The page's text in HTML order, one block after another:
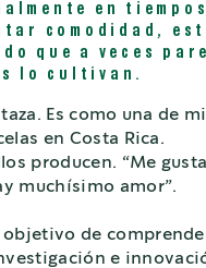
en tiempos
comodidad,
que a veces
lo cultivan.
Es como una de
en Costa Rica.
producen. “Me
muchísimo amor”.
objetivo de
e